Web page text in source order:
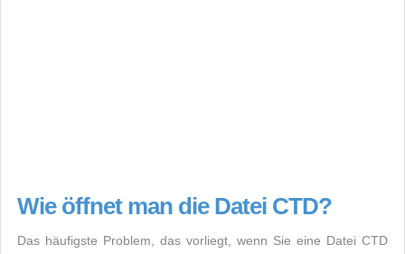
Wie öffnet man die Datei CTD?
Das häufigste Problem, das vorliegt, wenn Sie eine Datei CTD